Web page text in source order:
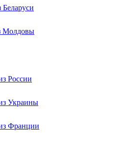
Молдовы
России
Украины
Франции